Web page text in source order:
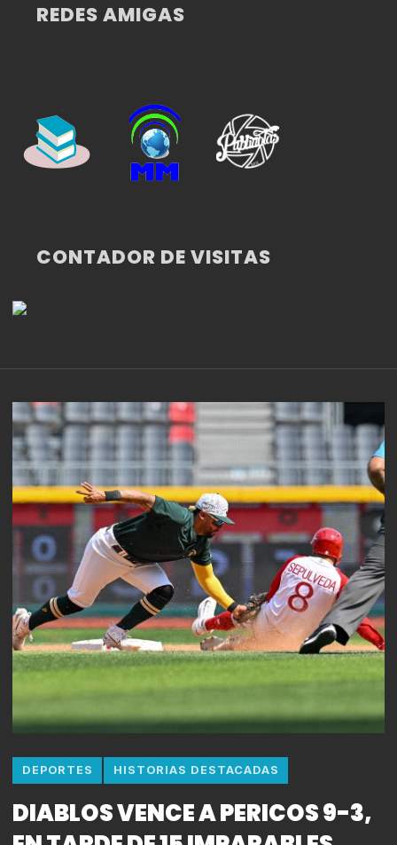
REDES AMIGAS
CONTADOR DE VISITAS
DEPORTES HISTORIAS DESTACADAS
DIABLOS VENCE A PERICOS 9-3,